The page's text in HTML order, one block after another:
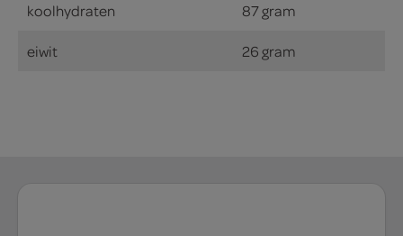
koolhydraten 87 gram
eiwit 26 gram